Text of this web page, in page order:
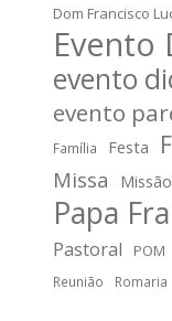
Dom Francisco
Evento
evento
evento
Família Festa
Missa Missão
Papa
Pastoral
POM
Reunião Romaria